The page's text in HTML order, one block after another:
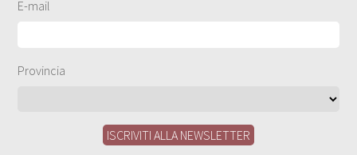
E-mail
Provincia